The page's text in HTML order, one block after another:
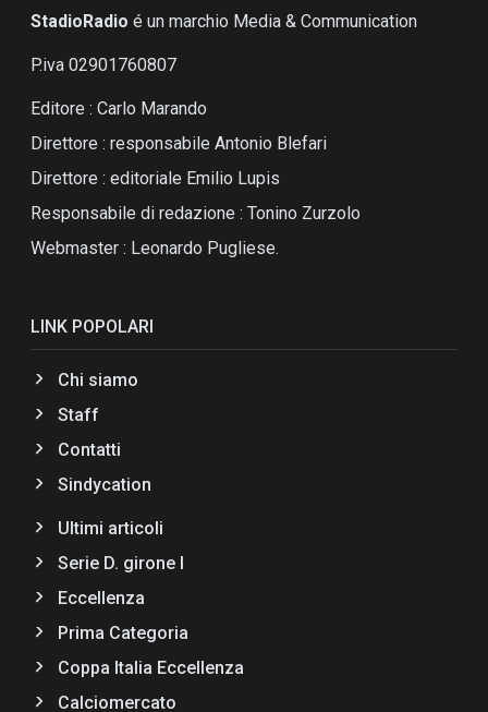
StadioRadio é un marchio Media & Communication
P.iva 02901760807
Editore : Carlo Marando
Direttore : responsabile Antonio Blefari
Direttore : editoriale Emilio Lupis
Responsabile di redazione : Tonino Zurzolo
Webmaster : Leonardo Pugliese.
LINK POPOLARI
Chi siamo
Staff
Contatti
Sindycation
Ultimi articoli
Serie D. girone I
Eccellenza
Prima Categoria
Coppa Italia Eccellenza
Calciomercato